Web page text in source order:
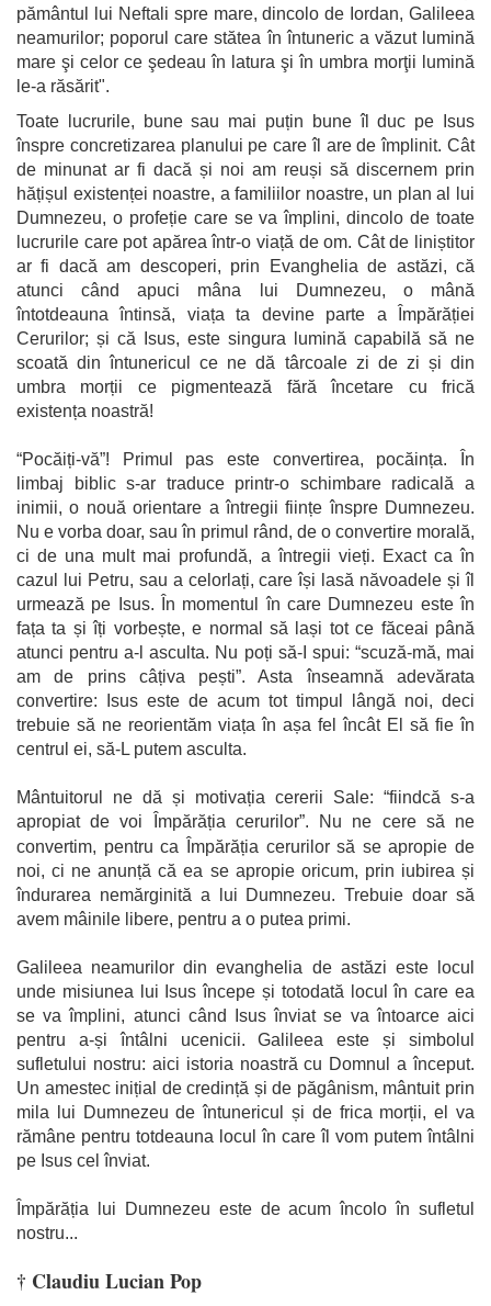
pământul lui Neftali spre mare, dincolo de Iordan, Galileea
neamurilor; poporul care stătea în întuneric a văzut lumină
mare şi celor ce şedeau în latura şi în umbra morţii lumină
le-a răsărit".
Toate lucrurile, bune sau mai puțin bune îl duc pe Isus
înspre concretizarea planului pe care îl are de împlinit. Cât
de minunat ar fi dacă și noi am reuși să discernem prin
hățișul existenței noastre, a familiilor noastre, un plan al lui
Dumnezeu, o profeție care se va împlini, dincolo de toate
lucrurile care pot apărea într-o viață de om. Cât de liniștitor
ar fi dacă am descoperi, prin Evanghelia de astăzi, că
atunci când apuci mâna lui Dumnezeu, o mână
întotdeauna întinsă, viața ta devine parte a Împărăției
Cerurilor; și că Isus, este singura lumină capabilă să ne
scoată din întunericul ce ne dă târcoale zi de zi și din
umbra morții ce pigmentează fără încetare cu frică
existența noastră!
“Pocăiți-vă”! Primul pas este convertirea, pocăința. În
limbaj biblic s-ar traduce printr-o schimbare radicală a
inimii, o nouă orientare a întregii ființe înspre Dumnezeu.
Nu e vorba doar, sau în primul rând, de o convertire morală,
ci de una mult mai profundă, a întregii vieți. Exact ca în
cazul lui Petru, sau a celorlați, care își lasă năvoadele și îl
urmează pe Isus. În momentul în care Dumnezeu este în
fața ta și îți vorbește, e normal să lași tot ce făceai până
atunci pentru a-l asculta. Nu poți să-I spui: “scuză-mă, mai
am de prins câțiva pești”. Asta înseamnă adevărata
convertire: Isus este de acum tot timpul lângă noi, deci
trebuie să ne reorientăm viața în așa fel încât El să fie în
centrul ei, să-L putem asculta.
Mântuitorul ne dă și motivația cererii Sale: “fiindcă s-a
apropiat de voi Împărăția cerurilor”. Nu ne cere să ne
convertim, pentru ca
Împărăția cerurilor să se apropie de
noi, ci ne anunță că ea se apropie oricum, prin iubirea și
îndurarea nemărginită a lui Dumnezeu. Trebuie doar să
avem mâinile libere, pentru a o putea primi.
Galileea neamurilor din evanghelia de astăzi este locul
unde misiunea lui Isus începe și totodată locul în care ea
se va împlini, atunci când Isus înviat se va întoarce aici
pentru a-și întâlni ucenicii. Galileea este și simbolul
sufletului nostru: aici istoria noastră cu Domnul a început.
Un amestec inițial de credință și de păgânism, mântuit prin
mila lui Dumnezeu de întunericul și de frica morții, el va
rămâne pentru totdeauna locul în care îl vom putem întâlni
pe Isus cel înviat.
Împărăția lui Dumnezeu este de acum încolo în sufletul
nostru...
† Claudiu Lucian Pop